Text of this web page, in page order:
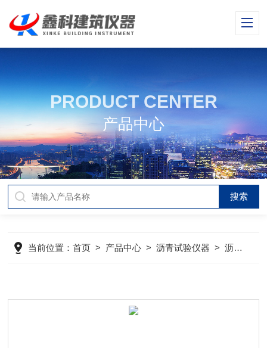
PRODUCT CENTER
产品中心
当前位置：首页 > 产品中心 >沥青试验仪器 >沥青软化点测定仪